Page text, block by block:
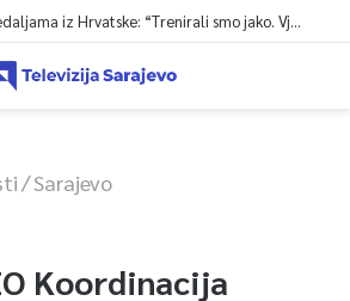
Kapo i Barlov o medaljama iz Hrvatske: “Trenirali smo jako. Vjerovali smo”
/Sarajevo
Koordinacija